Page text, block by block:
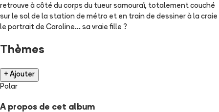
retrouve à côté du corps du tueur samouraï, totalement couché
sur le sol de la station de métro et en train de dessiner à la craie
le portrait de Caroline... sa vraie fille ?
Thèmes
+ Ajouter
Polar
A propos de cet album